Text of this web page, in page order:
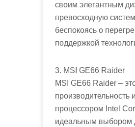
своим элегантным
превосходную
беспокоясь о
поддержкой
3. MSI GE66 Raider
MSI GE66 Raider –
процессором Intel
идеальным выбором